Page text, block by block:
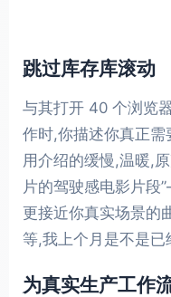
跳过库存库滚动
与其打开 40 个浏览
作时,你描述你真正
用介绍的缓慢,温暖,
片的驾驶感电影片
更接近你真实场景的
等,我上个月是不是已
为真实生产工作